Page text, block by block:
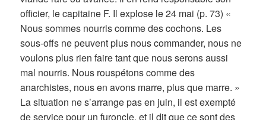
officier, le capitaine F. Il explose le 24 mai (p. 73) «
Nous sommes nourris comme des cochons. Les
sous-offs ne peuvent plus nous commander, nous ne
voulons plus rien faire tant que nous serons aussi
mal nourris. Nous rouspétons comme des
anarchistes, nous en avons marre, plus que marre. »
La situation ne s’arrange pas en juin, il est exempté
de service pour un furoncle, et il dit que ce sont des